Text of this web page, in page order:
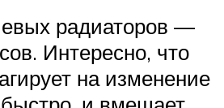
радиаторов —
Интересно, что
на изменение